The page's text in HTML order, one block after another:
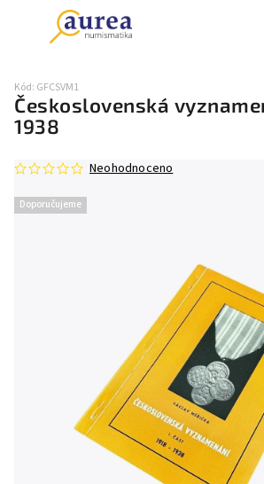
Československá
1938
Kód: GFCSVM1
Doporučujeme
Neohodnoceno